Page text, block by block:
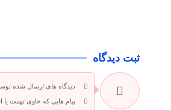
ثبت دیدگاه
دیدگاه های ارسال شده
پیام هایی که حاوی تهمت یا